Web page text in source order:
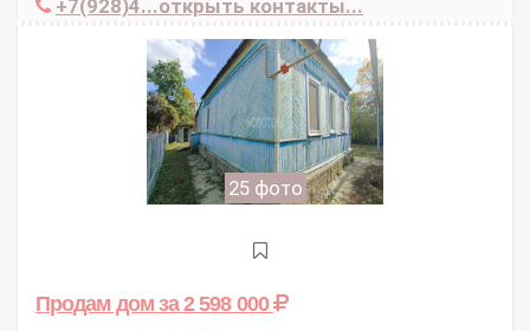
+7(928)4...открыть контакты...
25 фото
Продам домза 2 598 000